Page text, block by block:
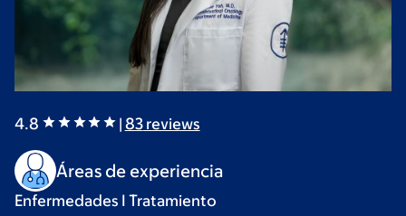
4.8 | 83reviews
Áreas de experiencia
Enfermedades I Tratamiento